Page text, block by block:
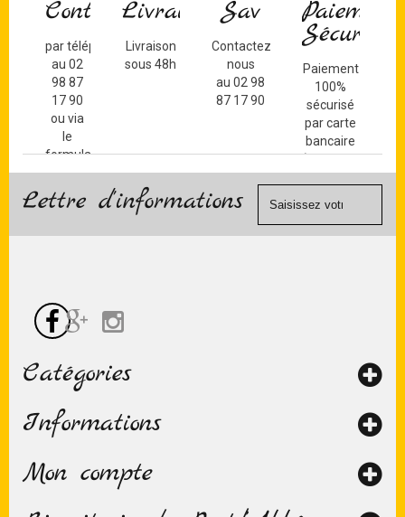
Contact
par téléphone
au 02
98 87
17 90
ou via
le
formulaire
de
contact
Livraison
Livraison
sous 48h
Sav
Contactez-
nous
au 02 98
87 17 90
Paiement
Sécurisé
Paiement
100%
sécurisé
par carte
bancaire
(Mastercard,
Visa, ...) et
Lettre d'informations
Catégories
Informations
Mon compte